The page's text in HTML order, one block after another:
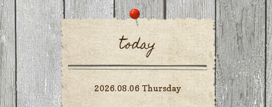
today
2026.08.06 Thursday